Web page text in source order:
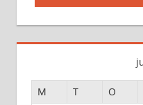
M T O